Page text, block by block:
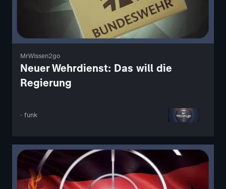
MrWissen2go
Neuer Wehrdienst: Das will die
Regierung
· funk